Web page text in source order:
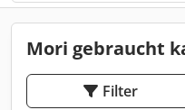
Mori gebraucht
Filter